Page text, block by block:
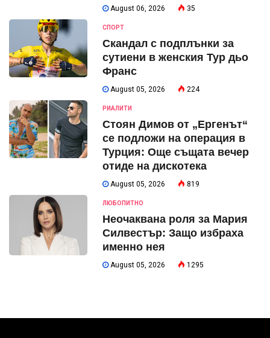
August 06, 2026 35
СПОРТ
Скандал с подплънки за
сутиени в женския Тур дьо
Франс
August 05, 2026 224
РИАЛИТИ
Стоян Димов от „Ергенът“
се подложи на операция в
Турция: Още същата вечер
отиде на дискотека
August 05, 2026 819
ЛЮБОПИТНО
Неочаквана роля за Мария
Силвестър: Защо избраха
именно нея
August 05, 2026 1295